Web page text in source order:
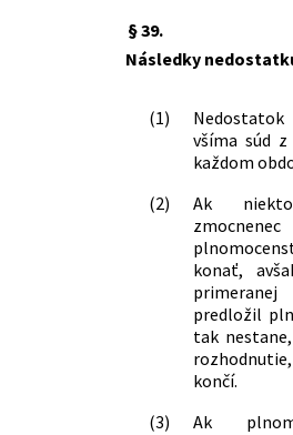
§ 39.
Následky
(1)
všíma súd
každom
(2)
Ak
konať,
predložil
tak
končí.
(3)
Ak